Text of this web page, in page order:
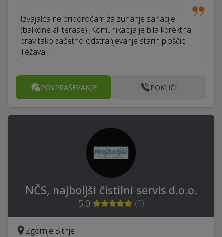
Izvajalca ne priporočam za zunanje sanacije
(balkone ali terase). Komunikacija je bila korektna,
prav tako začetno odstranjevanje starih ploščic.
Težava…
POVPRAŠEVANJE POKLIČI
NČS, najboljši čistilni servis d.o.o.
5,0 (5)
Zgornje Bitnje